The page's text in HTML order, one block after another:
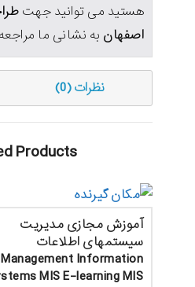
هستید می توانید جهت
اصفهان به نشانی ما
نظرات (0)
Products
آموزش مجازی مدیریت
سیستمهای اطلاعات
Management Information
MIS E-learning MIS